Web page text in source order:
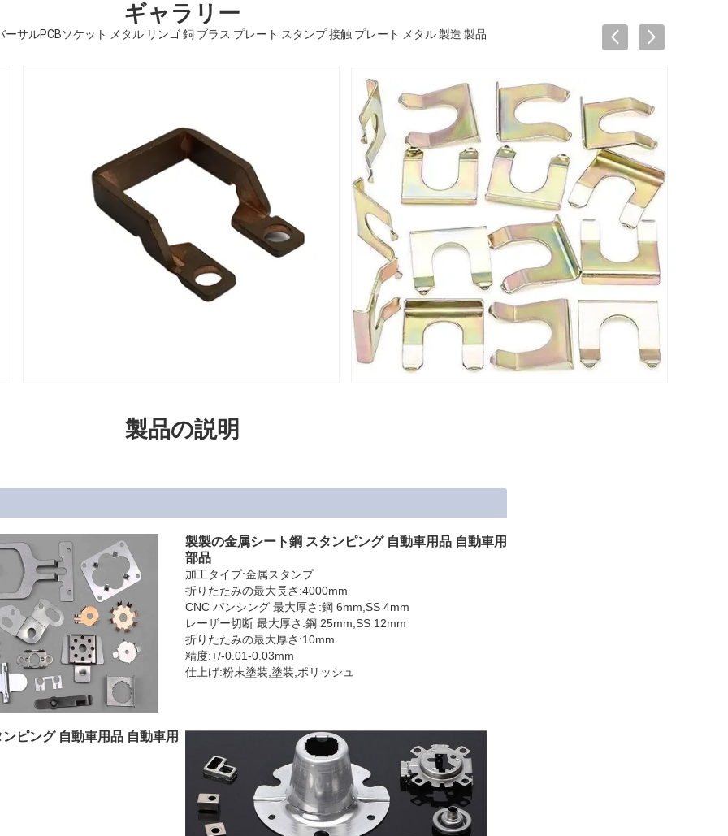
ギャラリー
サルPCBソケット メタル リンゴ 銅 ブラス プレート スタンプ 接触 プレート メタル 製造 製品
製品の説明
製製の金属シート鋼 スタンピング 自動車用品 自動車用
部品
加工タイプ:金属スタンプ
折りたたみの最大長さ:4000mm
CNC パンシング 最大厚さ:鋼 6mm,SS 4mm
レーザー切断 最大厚さ:鋼 25mm,SS 12mm
折りたたみの最大厚さ:10mm
精度:+/-0.01-0.03mm
仕上げ:粉末塗装,塗装,ポリッシュ
ピング 自動車用品 自動車用